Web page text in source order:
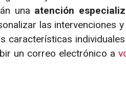
una atención
las intervenciones
características
un correo electrónico a